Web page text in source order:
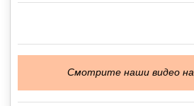
Смотрите наши видео на